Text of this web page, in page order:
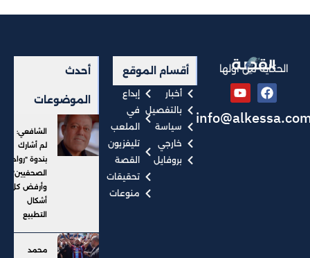
الحكاية من أولها أقسام الموقع
أخبار
بالتفصيل
سياسة
خارجي
بروفايل
إبداع
في
الملعب
تليفزيون
القصة
تحقيقات
منوعات
أحدث
الموضوعات
الشافعي:
لم أشارك
بندوة "رواد
الصحفيين"..
وأرفض كل
أشكال
التطبيع
محمد